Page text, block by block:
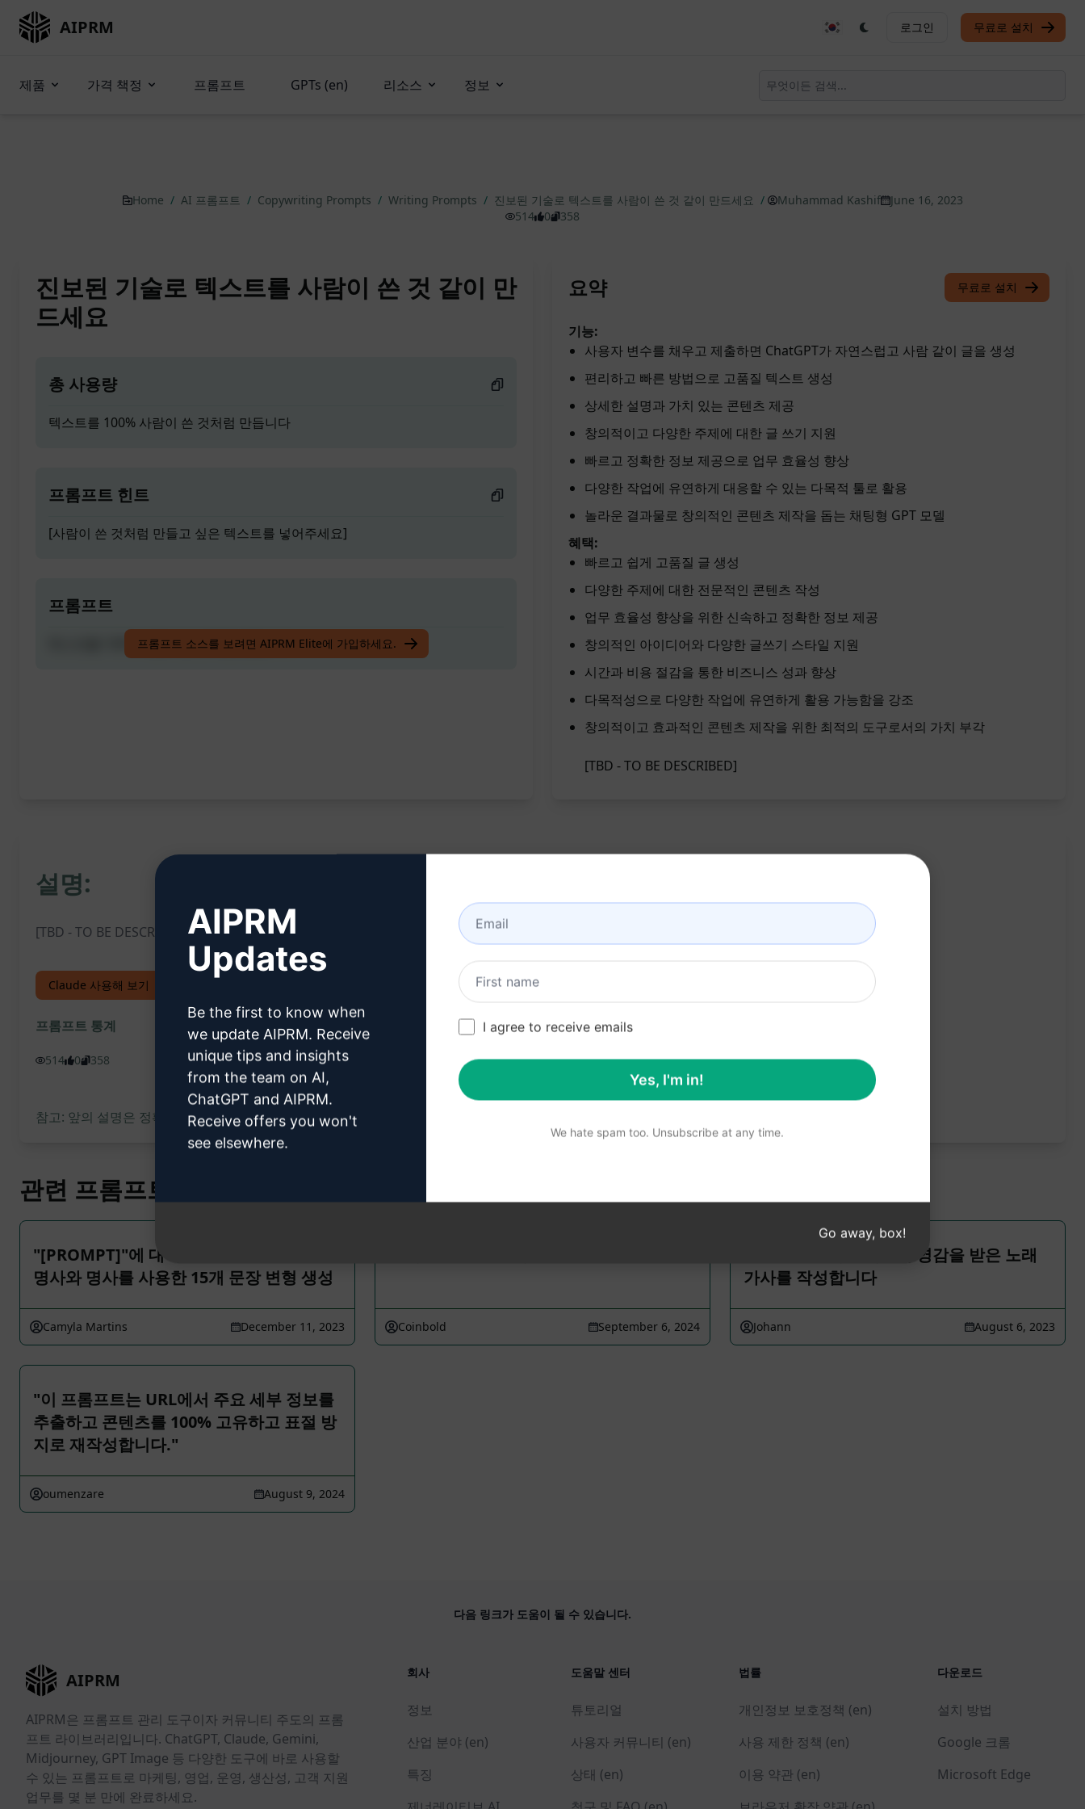
AIPRM 로그인 무료로 설치
제품 가격 책정 프롬프트 GPTs (en) 리소스 정보
Home / AI 프롬프트 / Copywriting Prompts / Writing Prompts / 진보된 기술로 텍스트를 사람이 쓴 것 같이 만드세요 / Muhammad Kashif
June 16, 2023
514
0 358
진보된 기술로 텍스트를 사람이 쓴 것 같이 만
드세요
총 사용량
텍스트를 100% 사람이 쓴 것처럼 만듭니다
프롬프트 힌트
[사람이 쓴 것처럼 만들고 싶은 텍스트를 넣어주세요]
프롬프트
텍스트를 100% 사람이 쓴 것처럼 만듭니다
프롬프트 소스를 보려면 AIPRM Elite에 가입하세요.
요약 무료로 설치
기능:
사용자 변수를 채우고 제출하면 ChatGPT가 자연스럽고 사람 같이 글을 생성
편리하고 빠른 방법으로 고품질 텍스트 생성
상세한 설명과 가치 있는 콘텐츠 제공
창의적이고 다양한 주제에 대한 글 쓰기 지원
빠르고 정확한 정보 제공으로 업무 효율성 향상
다양한 작업에 유연하게 대응할 수 있는 다목적 툴로 활용
놀라운 결과물로 창의적인 콘텐츠 제작을 돕는 채팅형 GPT 모델
혜택:
빠르고 쉽게 고품질 글 생성
다양한 주제에 대한 전문적인 콘텐츠 작성
업무 효율성 향상을 위한 신속하고 정확한 정보 제공
창의적인 아이디어와 다양한 글쓰기 스타일 지원
시간과 비용 절감을 통한 비즈니스 성과 향상
다목적성으로 다양한 작업에 유연하게 활용 가능함을 강조
창의적이고 효과적인 콘텐츠 제작을 위한 최적의 도구로서의 가치 부각
[TBD - TO BE DESCRIBED]
설명:
[TBD - TO BE DESCRIBED]
Claude 사용해 보기
프롬프트 통계
514 0 358
참고: 앞의 설명은 정확성을 검토하지 않았습니다. 생성되는 내용을 가장 잘 이해하려면 AIPRM을 무료로 설치하여 프롬프트를 사용해 보는 것이 좋습니다.
관련 프롬프트
"[PROMPT]"에 대해 성별 표시가 없는 대
명사와 명사를 사용한 15개 문장 변형 생성
Camyla Martins December 11, 2023 Coinbold September 6, 2024
XIX 세기 고딕 문학에서 영감을 받은 노래
가사를 작성합니다
Johann August 6, 2023
"이 프롬프트는 URL에서 주요 세부 정보를
추출하고 콘텐츠를 100% 고유하고 표절 방
지로 재작성합니다."
oumenzare August 9, 2024
다음 링크가 도움이 될 수 있습니다.
AIPRM
AIPRM은 프롬프트 관리 도구이자 커뮤니티 주도의 프롬
프트 라이브러리입니다. ChatGPT, Claude, Gemini,
Midjourney, GPT Image 등 다양한 도구에 바로 사용할
수 있는 프롬프트로 마케팅, 영업, 운영, 생산성, 고객 지원
업무를 몇 분 만에 완료하세요.
회사
정보
산업 분야 (en)
특징
도움말 센터
튜토리얼
사용자 커뮤니티 (en)
상태 (en)
법률
개인정보 보호정책 (en)
사용 제한 정책 (en)
이용 약관 (en)
다운로드
설치 방법
Google 크롬
Microsoft Edge
AIPRM
Updates
Be the first to know when
we update AIPRM. Receive
unique tips and insights
from the team on AI,
ChatGPT and AIPRM.
Receive offers you won't
see elsewhere.
I agree to receive emails
Yes, I'm in!
We hate spam too. Unsubscribe at any time.
Go away, box!